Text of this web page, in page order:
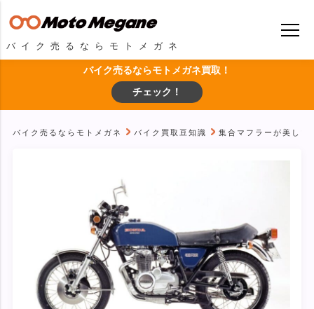
バイク売るならモトメガネ
バイク売るならモトメガネ買取！
チェック！
バイク売るならモトメガネ バイク買取豆知識 集合マフラーが美し